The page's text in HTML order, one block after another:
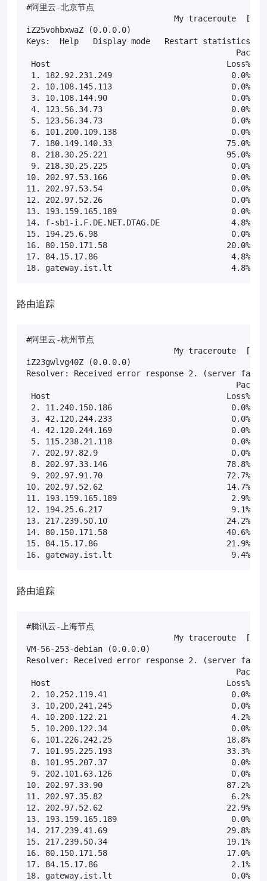
#阿里云-北京节点
My traceroute
iZ25vohbxwaZ (0.0.0.0)
Keys:  Help   Display mode   Restart statistics
Host                                     Loss%   Snt
1. 182.92.231.249                         0.0%
2. 10.108.145.113                         0.0%
3. 10.108.144.90                          0.0%
4. 123.56.34.73                           0.0%
5. 123.56.34.73                           0.0%
6. 101.200.109.138                        0.0%
7. 180.149.140.33                        75.0%
8. 218.30.25.221                         95.0%
9. 218.30.25.225                          0.0%
10. 202.97.53.166                          0.0%
11. 202.97.53.54                           0.0%
12. 202.97.52.26                           0.0%
13. 193.159.165.189                        0.0%
14. f-sb1-i.F.DE.NET.DTAG.DE               4.8%
15. 194.25.6.98                            0.0%    21
16. 80.150.171.58                         20.0%
17. 84.15.17.86                            4.8%    21
18. gateway.ist.lt                         4.8%    21
路由追踪
#阿里云-杭州节点
My traceroute
iZ23gwlvg40Z (0.0.0.0)
Resolver: Received error response 2. (server
Host                                     Loss%   Snt
2. 11.240.150.186                         0.0%
3. 42.120.244.233                         0.0%
4. 42.120.244.169                         0.0%
5. 115.238.21.118                         0.0%
7. 202.97.82.9                            0.0%
8. 202.97.33.146                         78.8%
9. 202.97.91.70                          72.7%
10. 202.97.52.62                          14.7%
11. 193.159.165.189                        2.9%
12. 194.25.6.217                           9.1%    34
13. 217.239.50.10                         24.2%
14. 80.150.171.58                         40.6%
15. 84.15.17.86                           21.9%    33
16. gateway.ist.lt                         9.4%    32
路由追踪
#腾讯云-上海节点
My traceroute
VM-56-253-debian (0.0.0.0)
Resolver: Received error response 2. (server
Host                                     Loss%   Snt
2. 10.252.119.41                          0.0%
3. 10.200.241.245                         0.0%
4. 10.200.122.21                          4.2%
5. 10.200.122.34                          0.0%
6. 101.226.242.25                        18.8%
7. 101.95.225.193                        33.3%
8. 101.95.207.37                          0.0%
9. 202.101.63.126                         0.0%
10. 202.97.33.90                          87.2%
11. 202.97.35.82                           6.2%
12. 202.97.52.62                          22.9%
13. 193.159.165.189                        0.0%
14. 217.239.41.69                         29.8%
15. 217.239.50.34                         19.1%
16. 80.150.171.58                         17.0%
17. 84.15.17.86                            2.1%    48
18. gateway.ist.lt                         0.0%    47